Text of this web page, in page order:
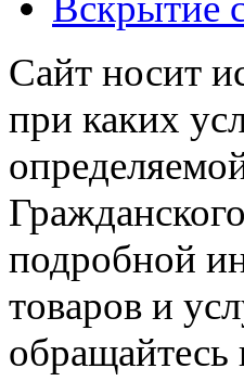
Сайт носит
при каких
подробной
товаров и